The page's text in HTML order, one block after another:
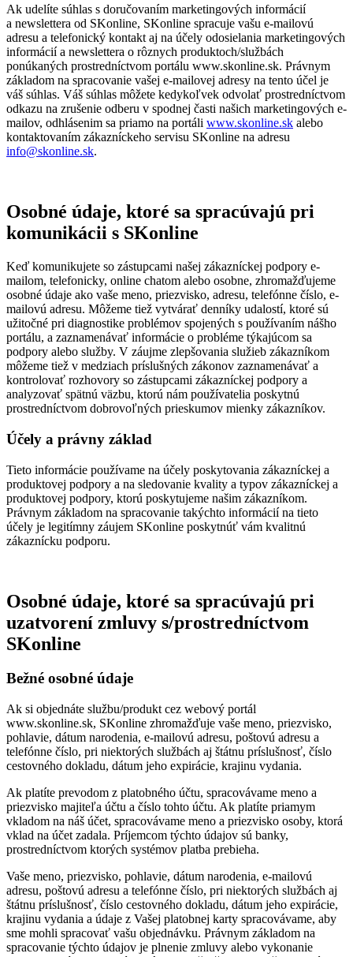
Ak udelíte súhlas s doručovaním marketingových informácií
a newslettera od SKonline, SKonline spracuje vašu e-mailovú
adresu a telefonický kontakt aj na účely odosielania marketingových
informácií a newslettera o rôznych produktoch/službách
ponúkaných prostredníctvom portálu www.skonline.sk. Právnym
základom na spracovanie vašej e-mailovej adresy na tento účel je
váš súhlas. Váš súhlas môžete kedykoľvek odvolať prostredníctvom
odkazu na zrušenie odberu v spodnej časti našich marketingových e-
mailov, odhlásenim sa priamo na portáli www.skonline.sk alebo
kontaktovaním zákazníckeho servisu SKonline na adresu
info@skonline.sk.
Osobné údaje, ktoré sa spracúvajú pri
komunikácii s SKonline
Keď komunikujete so zástupcami našej zákazníckej podpory e-
mailom, telefonicky, online chatom alebo osobne, zhromažďujeme
osobné údaje ako vaše meno, priezvisko, adresu, telefónne číslo, e-
mailovú adresu. Môžeme tiež vytvárať denníky udalostí, ktoré sú
užitočné pri diagnostike problémov spojených s používaním nášho
portálu, a zaznamenávať informácie o probléme týkajúcom sa
podpory alebo služby. V záujme zlepšovania služieb zákazníkom
môžeme tiež v medziach príslušných zákonov zaznamenávať a
kontrolovať rozhovory so zástupcami zákazníckej podpory a
analyzovať spätnú väzbu, ktorú nám používatelia poskytnú
prostredníctvom dobrovoľných prieskumov mienky zákazníkov.
Účely a právny základ
Tieto informácie používame na účely poskytovania zákazníckej a
produktovej podpory a na sledovanie kvality a typov zákazníckej a
produktovej podpory, ktorú poskytujeme našim zákazníkom.
Právnym základom na spracovanie takýchto informácií na tieto
účely je legitímny záujem SKonline poskytnúť vám kvalitnú
zákaznícku podporu.
Osobné údaje, ktoré sa spracúvajú pri
uzatvorení zmluvy s/prostredníctvom
SKonline
Bežné osobné údaje
Ak si objednáte službu/produkt cez webový portál
www.skonline.sk, SKonline zhromažďuje vaše meno, priezvisko,
pohlavie, dátum narodenia, e-mailovú adresu, poštovú adresu a
telefónne číslo, pri niektorých službách aj štátnu príslušnosť, číslo
cestovného dokladu, dátum jeho expirácie, krajinu vydania.
Ak platíte prevodom z platobného účtu, spracovávame meno a
priezvisko majiteľa účtu a číslo tohto účtu. Ak platíte priamym
vkladom na náš účet, spracovávame meno a priezvisko osoby, ktorá
vklad na účet zadala. Príjemcom týchto údajov sú banky,
prostredníctvom ktorých systémov platba prebieha.
Vaše meno, priezvisko, pohlavie, dátum narodenia, e-mailovú
adresu, poštovú adresu a telefónne číslo, pri niektorých službách aj
štátnu príslušnosť, číslo cestovného dokladu, dátum jeho expirácie,
krajinu vydania a údaje z Vašej platobnej karty spracovávame, aby
sme mohli spracovať vašu objednávku. Právnym základom na
spracovanie týchto údajov je plnenie zmluvy alebo vykonanie